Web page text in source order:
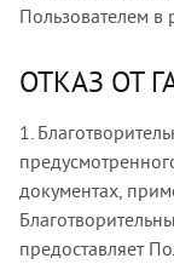
Пользователем в
ОТКАЗ ОТ
1.
документах,
предоставляет